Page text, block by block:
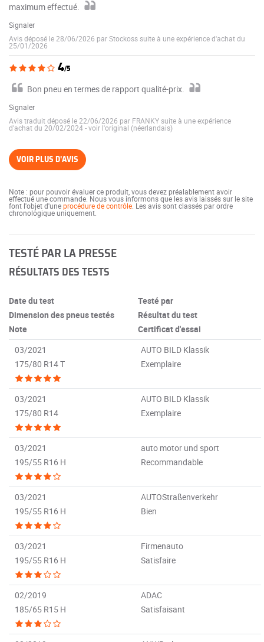
maximum effectué.
Signaler
Avis déposé le 28/06/2026 par Stockoss suite à une expérience d'achat du
25/01/2026
4/5
Bon pneu en termes de rapport qualité-prix.
Signaler
Avis traduit déposé le 22/06/2026 par FRANKY suite à une expérience
d'achat du 20/02/2024-voir l'original (néerlandais)
VOIR PLUS D'AVIS
Note : pour pouvoir évaluer ce produit, vous devez préalablement avoir
effectué une commande. Nous vous informons que les avis laissés sur le site
font l'objet d'uneprocédure de contrôle . Les avis sont classés par ordre
chronologique uniquement.
TESTÉ PAR LA PRESSE
RÉSULTATS DES TESTS
Date du test
Testé par
Dimension des pneus testés
Résultat du test
Note
Certificat d'essai
03/2021
AUTO BILD Klassik
175/80 R14 T
Exemplaire
03/2021
AUTO BILD Klassik
175/80 R14
Exemplaire
03/2021
auto motor und sport
195/55 R16 H
Recommandable
03/2021
AUTOStraßenverkehr
195/55 R16 H
Bien
03/2021
Firmenauto
195/55 R16 H
Satisfaire
02/2019
ADAC
185/65 R15 H
Satisfaisant